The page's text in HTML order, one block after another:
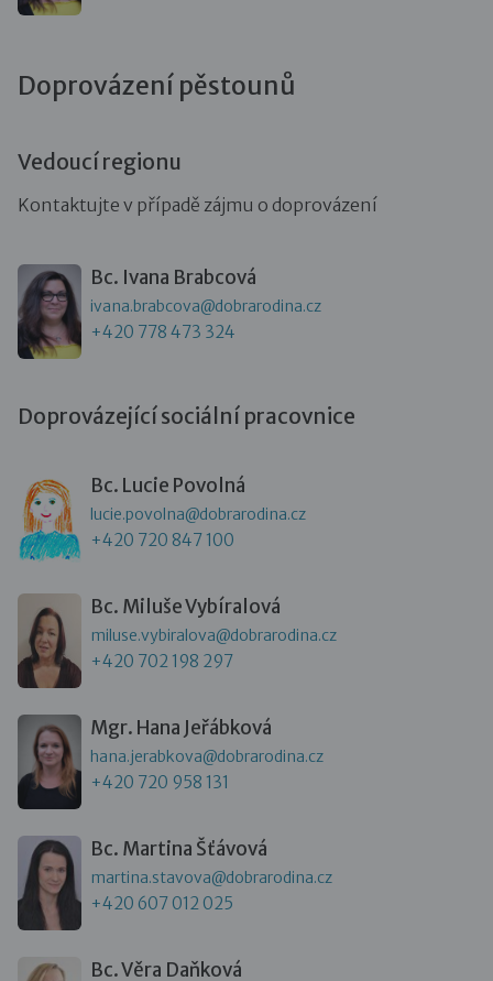
Doprovázení pěstounů
Vedoucí regionu
Kontaktujte v případě zájmu o doprovázení
Bc. Ivana Brabcová
ivana.brabcova@dobrarodina.cz
+420 778 473 324
Doprovázející sociální pracovnice
Bc. Lucie Povolná
lucie.povolna@dobrarodina.cz
+420 720 847 100
Bc. Miluše Vybíralová
miluse.vybiralova@dobrarodina.cz
+420 702 198 297
Mgr. Hana Jeřábková
hana.jerabkova@dobrarodina.cz
+420 720 958 131
Bc. Martina Šťávová
martina.stavova@dobrarodina.cz
+420 607 012 025
Bc. Věra Daňková